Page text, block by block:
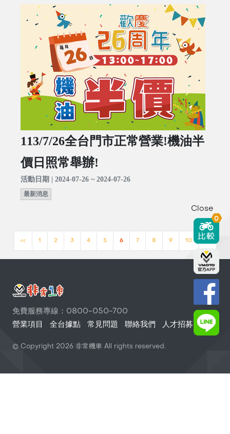
113/7/26全台門市正常營業!機油半
價日照常舉辦!
活動日期 | 2024-07-26 ~ 2024-07-26
最新消息
<< 1 2 3 4 5 6 7 8 9 10 >>
免費服務專線：0800-050-700
營業項目
全台據點 常見問題 聯絡我們 人才招募
© Copyright 2026 非常機車 All rights reserved.
Close
0